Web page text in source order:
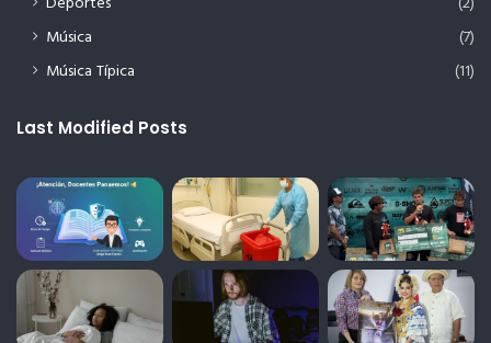
Música
(7)
Música Típica
(11)
Last Modified Posts